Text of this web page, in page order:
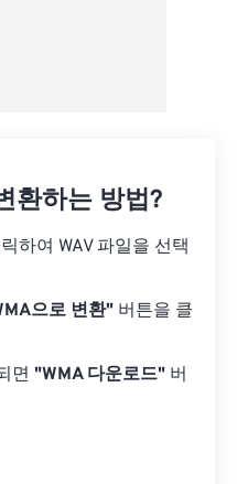
환하는 방법?
하여 WAV 파일을 선택
으로 변환" 버튼을 클
면 "WMA 다운로드" 버